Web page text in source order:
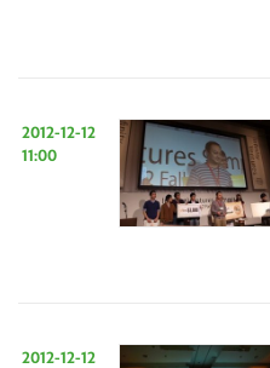
2012-12-12
11:00
2012-12-12
る